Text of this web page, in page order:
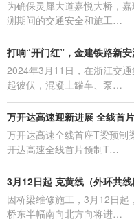
为确保灵犀大道嘉悦大桥，
测期间的交通安全和施工…
打响“开门红”，金建铁路新
2024年3月11日，在浙江交
起彼伏，混凝土罐车、泵…
万开达高速迎新进展 全线首
万开达高速全线首座T梁预制
开达高速全线首片预制T…
因桥梁维修施工，3月12日
桥东半幅南向北方向将进…